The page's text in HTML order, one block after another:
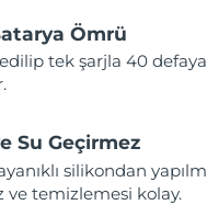
Ömrü
tek şarjla 40
Su Geçirmez
silikondan
ve temizlemesi kolay.